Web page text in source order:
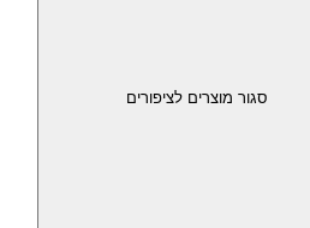
סגור מוצרים לציפורים